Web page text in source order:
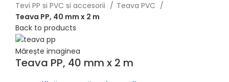
Tevi PP si PVC si accesorii
Teava PVC
Teava PP, 40 mm x 2 m
Back to products
Mărește imaginea
Teava PP, 40 mm x 2 m